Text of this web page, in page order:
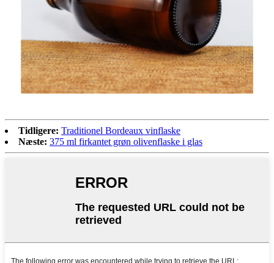
Tidligere: Traditionel Bordeaux vinflaske
Næste: 375 ml firkantet grøn olivenflaske i glas